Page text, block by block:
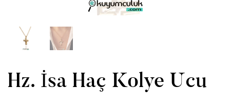
Hz. İsa Haç Kolye Ucu